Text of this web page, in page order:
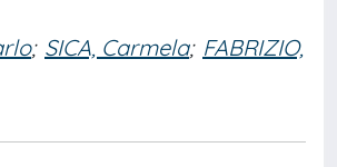
; SICA, Carmela; FABRIZIO,